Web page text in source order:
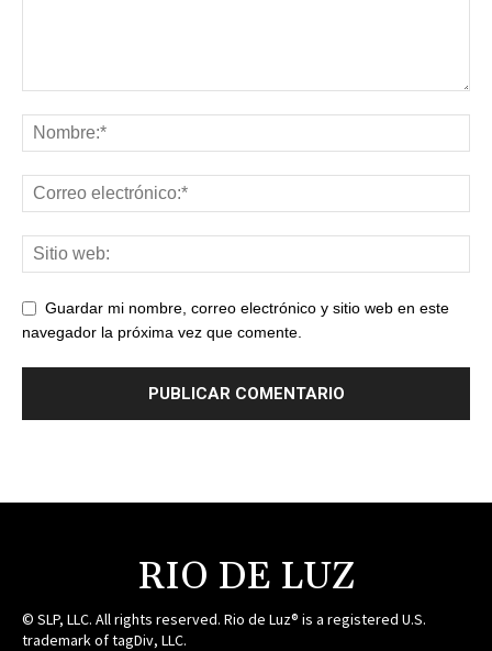
Guardar mi nombre, correo electrónico y sitio web en este
navegador la próxima vez que comente.
RIO DE LUZ
© SLP, LLC. All rights reserved. Rio de Luz® is a registered U.S.
trademark of tagDiv, LLC.